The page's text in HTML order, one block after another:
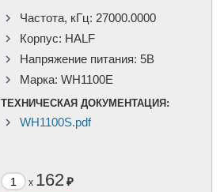
Частота, кГц: 27000.0000
Корпус: HALF
Напряжение питания: 5В
Марка: WH1100E
ТЕХНИЧЕСКАЯ ДОКУМЕНТАЦИЯ:
WH1100S.pdf
x 162₽